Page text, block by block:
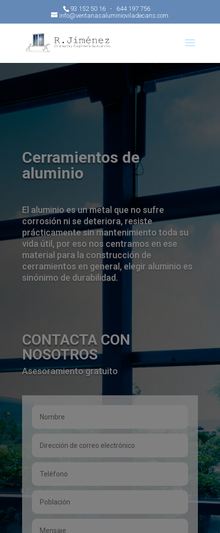
93 152 50 16 - 644 197 756
info@ventanasaluminioviladecans.com
Cerramientos de
aluminio
El aluminio es un metal que no sufre
corrosión ni se deteriora, resiste
prácticamente sin mantenimiento toda su
vida útil, por eso nos centramos en ese
material para la construcción de
cerramientos en general, elegir aluminio es
sinónimo de durabilidad.
CONTACTA CON
NOSOTROS
Asesoramiento gratuito